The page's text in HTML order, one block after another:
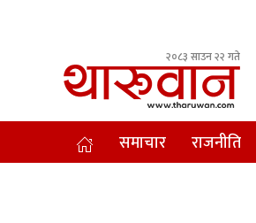
२०८३ साउन २२ गते
Leading Newsportal from
समाचार राजनीति